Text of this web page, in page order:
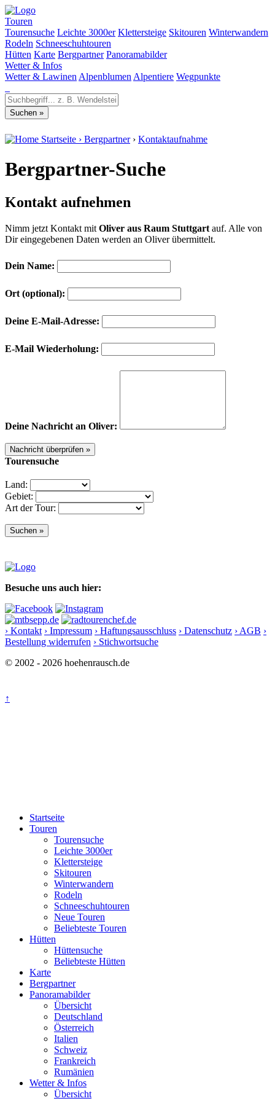
Touren
Tourensuche Leichte 3000er Klettersteige Skitouren Winterwandern
Rodeln Schneeschuhtouren
Hütten Karte Bergpartner Panoramabilder
Wetter & Infos
Wetter & Lawinen Alpenblumen Alpentiere Wegpunkte
Startseite › Bergpartner › Kontaktaufnahme
Bergpartner-Suche
Kontakt aufnehmen
Nimm jetzt Kontakt mit Oliver aus Raum Stuttgart auf. Alle von
Dir eingegebenen Daten werden an Oliver übermittelt.
Dein Name:
Ort (optional):
Deine E-Mail-Adresse:
E-Mail Wiederholung:
Deine Nachricht an Oliver:
Tourensuche
Land:
Gebiet:
Art der Tour:
Besuche uns auch hier:
› Kontakt › Impressum › Haftungsausschluss › Datenschutz › AGB ›
Bestellung widerrufen › Stichwortsuche
© 2002 - 2026 hoehenrausch.de
↑
Startseite
Touren
Tourensuche
Leichte 3000er
Klettersteige
Skitouren
Winterwandern
Rodeln
Schneeschuhtouren
Neue Touren
Beliebteste Touren
Hütten
Hüttensuche
Beliebteste Hütten
Karte
Bergpartner
Panoramabilder
Übersicht
Deutschland
Österreich
Italien
Schweiz
Frankreich
Rumänien
Wetter & Infos
Übersicht